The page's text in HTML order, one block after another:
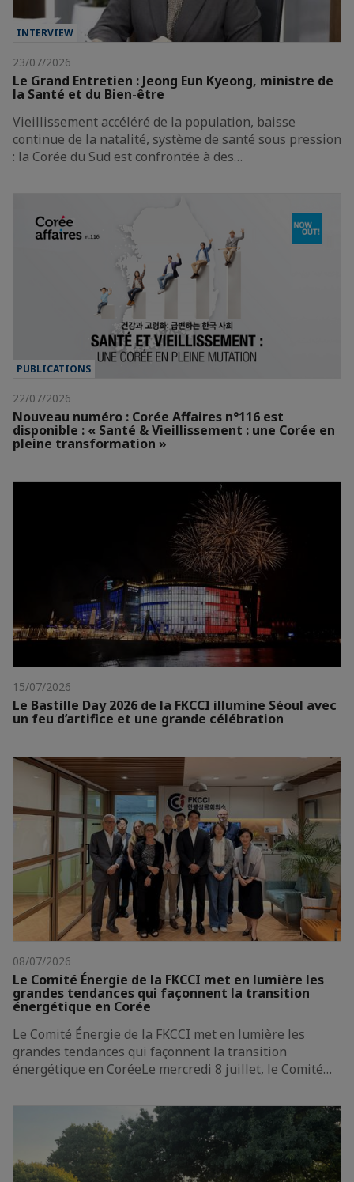
INTERVIEW
23/07/2026
Le Grand Entretien : Jeong Eun Kyeong, ministre de
la Santé et du Bien-être
Vieillissement accéléré de la population, baisse
continue de la natalité, système de santé sous pression
: la Corée du Sud est confrontée à des…
PUBLICATIONS
22/07/2026
Nouveau numéro : Corée Affaires n°116 est
disponible : « Santé & Vieillissement : une Corée en
pleine transformation »
15/07/2026
Le Bastille Day 2026 de la FKCCI illumine Séoul avec
un feu d’artifice et une grande célébration
08/07/2026
Le Comité Énergie de la FKCCI met en lumière les
grandes tendances qui façonnent la transition
énergétique en Corée
Le Comité Énergie de la FKCCI met en lumière les
grandes tendances qui façonnent la transition
énergétique en CoréeLe mercredi 8 juillet, le Comité…